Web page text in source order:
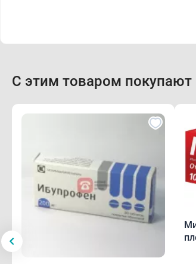
С этим товаром покупают